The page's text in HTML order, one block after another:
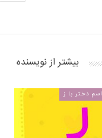
بیشتر از نویسنده
اسم دختر با ز